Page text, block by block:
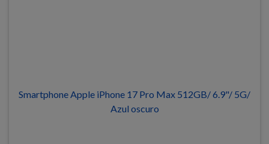
Smartphone Apple iPhone 17 Pro Max 512GB/ 6.9"/ 5G/
Azul oscuro